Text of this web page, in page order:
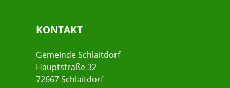
KONTAKT
Gemeinde Schlaitdorf
Hauptstraße 32
72667 Schlaitdorf